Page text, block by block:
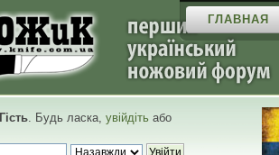
ГЛАВНАЯ
Гість. Будь ласка, увійдіть або